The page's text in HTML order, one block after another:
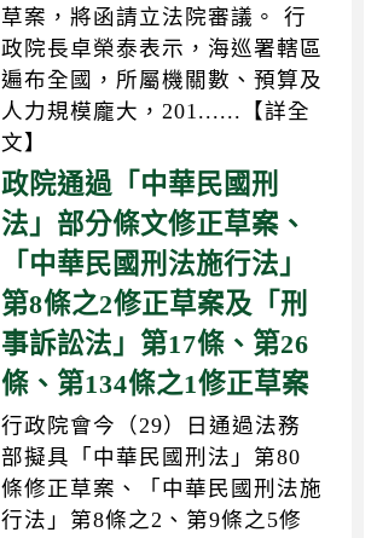
草案，將函請立法院審議。 行
政院長卓榮泰表示，海巡署轄區
遍布全國，所屬機關數、預算及
人力規模龐大，201......【詳全
文】
政院通過「中華民國刑
法」部分條文修正草案、
「中華民國刑法施行法」
第8條之2修正草案及「刑
事訴訟法」第17條、第26
條、第134條之1修正草案
行政院會今（29）日通過法務
部擬具「中華民國刑法」第80
條修正草案、「中華民國刑法施
行法」第8條之2、第9條之5修